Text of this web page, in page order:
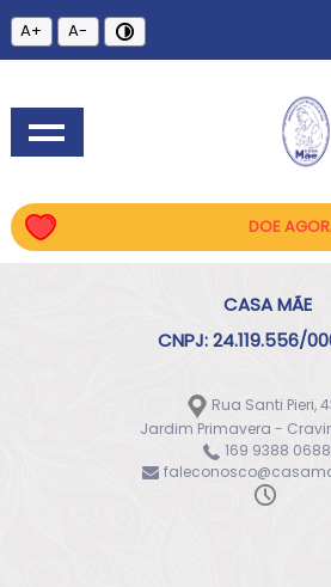
A+ A-
DOE
CASA MÃE
CNPJ: 24.119.556/
Rua Santi Pieri,
Jardim Primavera -
169 9388 0688